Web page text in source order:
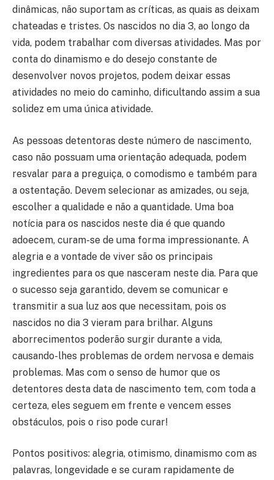
dinâmicas, não suportam as críticas, as quais as deixam
chateadas e tristes. Os nascidos no dia 3, ao longo da
vida, podem trabalhar com diversas atividades. Mas por
conta do dinamismo e do desejo constante de
desenvolver novos projetos, podem deixar essas
atividades no meio do caminho, dificultando assim a sua
solidez em uma única atividade.
As pessoas detentoras deste número de nascimento,
caso não possuam uma orientação adequada, podem
resvalar para a preguiça, o comodismo e também para
a ostentação. Devem selecionar as amizades, ou seja,
escolher a qualidade e não a quantidade. Uma boa
notícia para os nascidos neste dia é que quando
adoecem, curam-se de uma forma impressionante. A
alegria e a vontade de viver são os principais
ingredientes para os que nasceram neste dia. Para que
o sucesso seja garantido, devem se comunicar e
transmitir a sua luz aos que necessitam, pois os
nascidos no dia 3 vieram para brilhar. Alguns
aborrecimentos poderão surgir durante a vida,
causando-lhes problemas de ordem nervosa e demais
problemas. Mas com o senso de humor que os
detentores desta data de nascimento tem, com toda a
certeza, eles seguem em frente e vencem esses
obstáculos, pois o riso pode curar!
Pontos positivos: alegria, otimismo, dinamismo com as
palavras, longevidade e se curam rapidamente de